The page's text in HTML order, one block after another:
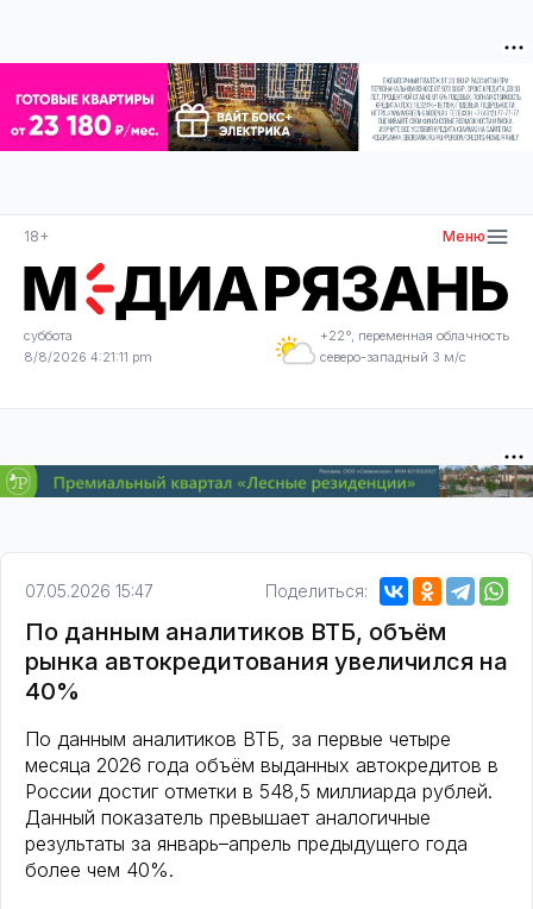
18+ Меню
суббота
8/8/2026 4:21:12 pm
+22°, переменная облачность
северо-западный 3 м/с
07.05.2026 15:47 Поделиться:
По данным аналитиков ВТБ, объём
рынка автокредитования увеличился на
40%
По данным аналитиков ВТБ, за первые четыре
месяца 2026 года объём выданных автокредитов в
России достиг отметки в 548,5 миллиарда рублей.
Данный показатель превышает аналогичные
результаты за январь–апрель предыдущего года
более чем 40%.